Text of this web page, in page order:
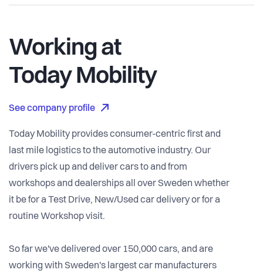
Working at
Today Mobility
See company profile
Today Mobility provides consumer-centric first and
last mile logistics to the automotive industry. Our
drivers pick up and deliver cars to and from
workshops and dealerships all over Sweden whether
it be for a Test Drive, New/Used car delivery or for a
routine Workshop visit.
So far we've delivered over 150,000 cars, and are
working with Sweden's largest car manufacturers